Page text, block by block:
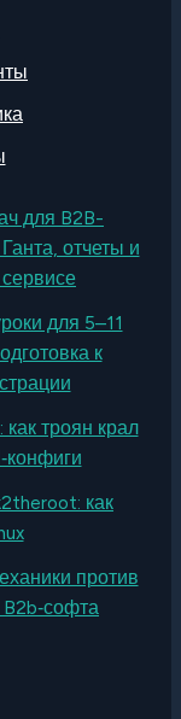
для B2B-
отчеты и
для 5–11
к
троян крал
как
против